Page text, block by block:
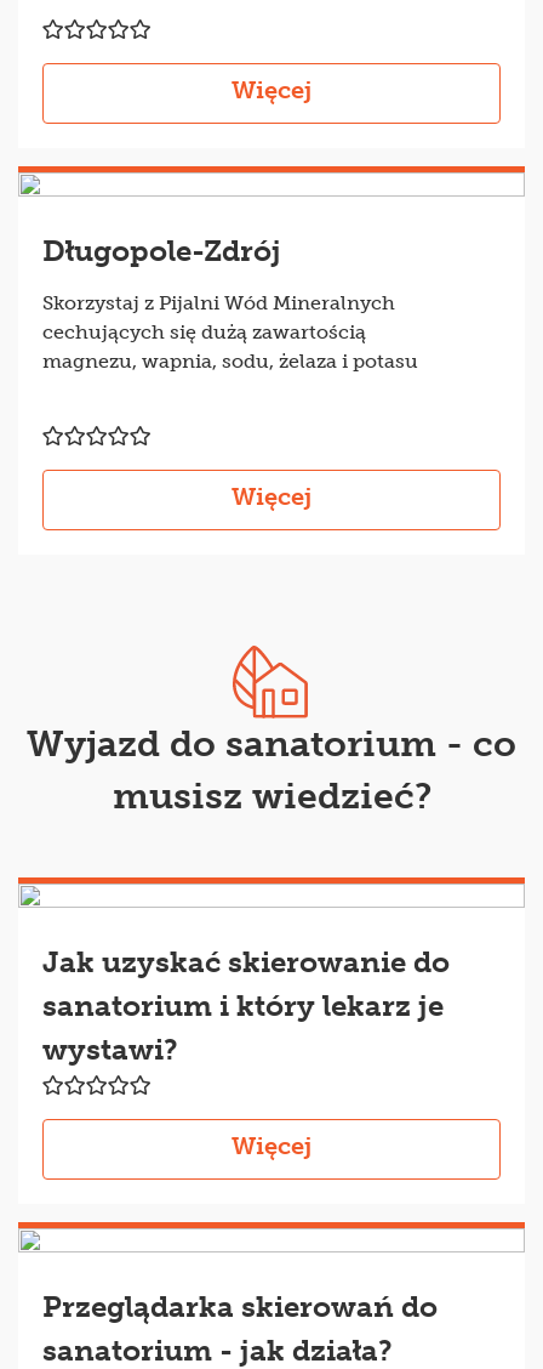
Więcej
Długopole-Zdrój
Skorzystaj z Pijalni Wód Mineralnych
cechujących się dużą zawartością
magnezu, wapnia, sodu, żelaza i potasu
Więcej
Wyjazd do sanatorium - co
musisz wiedzieć?
Jak uzyskać skierowanie do
sanatorium i który lekarz je
wystawi?
Więcej
Przeglądarka skierowań do
sanatorium - jak działa?